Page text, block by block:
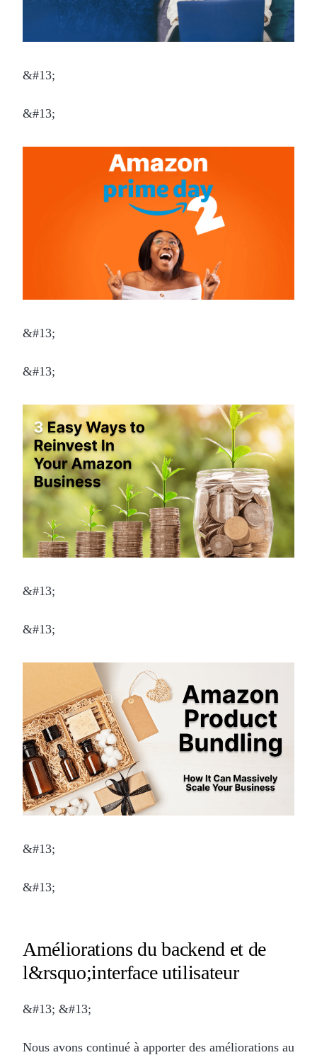
&#13;
&#13;
&#13;
&#13;
&#13;
&#13;
&#13;
&#13;
Améliorations du backend et de
l&rsquo;interface utilisateur
&#13; &#13;
Nous avons continué à apporter des améliorations au